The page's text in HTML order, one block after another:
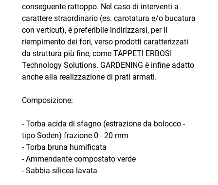
conseguente rattoppo. Nel caso di interventi a
carattere straordinario (es. carotatura e/o bucatura
con verticut), è preferibile indirizzarsi, per il
riempimento dei fori, verso prodotti caratterizzati
da struttura più fine, come TAPPETI ERBOSI
Technology Solutions. GARDENING è infine adatto
anche alla realizzazione di prati armati.
Composizione:
- Torba acida di sfagno (estrazione da bolocco -
tipo Soden) frazione 0 - 20 mm
- Torba bruna humificata
- Ammendante compostato verde
- Sabbia silicea lavata